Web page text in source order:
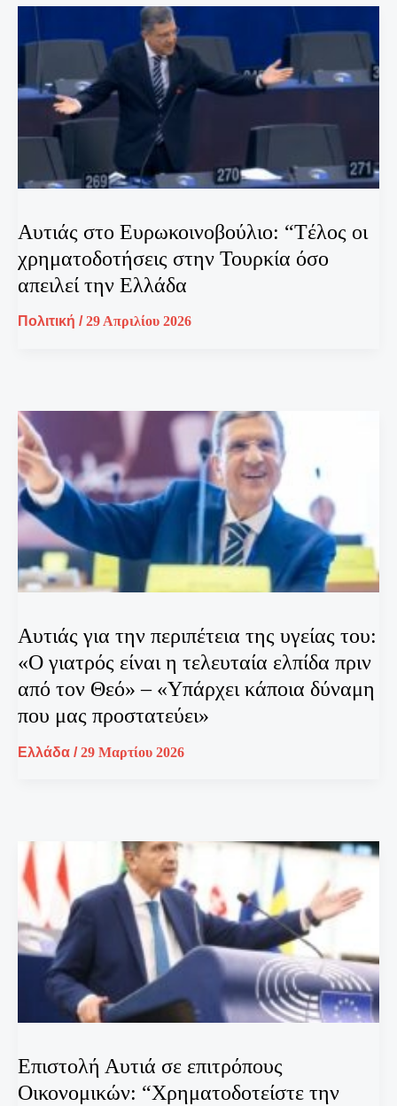
Αυτιάς στο Ευρωκοινοβούλιο: “Tέλος οι
χρηματοδοτήσεις στην Τουρκία όσο
απειλεί την Ελλάδα
Πολιτική /29 Απριλίου 2026
Αυτιάς για την περιπέτεια της υγείας του:
«Ο γιατρός είναι η τελευταία ελπίδα πριν
από τον Θεό» – «Υπάρχει κάποια δύναμη
που μας προστατεύει»
Ελλάδα /29 Μαρτίου 2026
Επιστολή Αυτιά σε επιτρόπους
Οικονομικών: “Χρηματοδοτείστε την